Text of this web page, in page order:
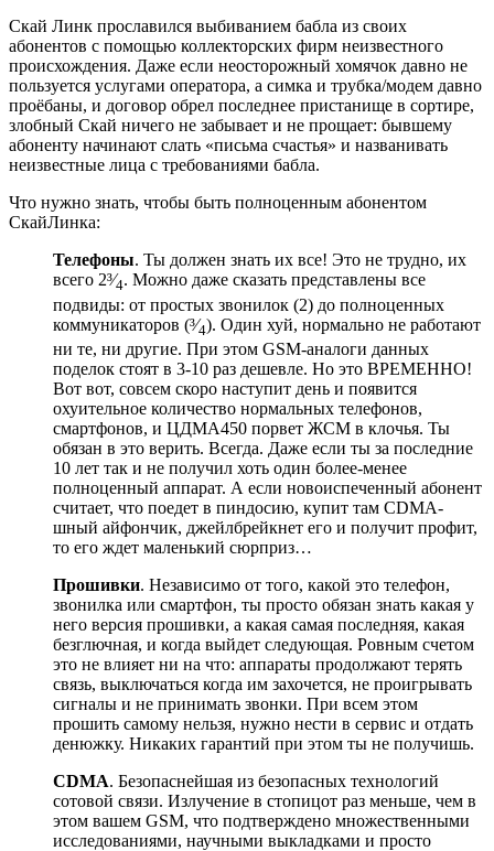
Скай Линк прославился выбиванием бабла из своих
абонентов с помощью коллекторских фирм неизвестного
происхождения. Даже если неосторожный хомячок давно не
пользуется услугами оператора, а симка и трубка/модем давно
проёбаны, и договор обрел последнее пристанище в сортире,
злобный Скай ничего не забывает и не прощает: бывшему
абоненту начинают слать «письма счастья» и названивать
неизвестные лица с требованиями бабла.
Что нужно знать, чтобы быть полноценным абонентом
СкайЛинка:
Телефоны. Ты должен знать их все! Это не трудно, их
всего 2³⁄4. Можно даже сказать представлены все
подвиды: от простых звонилок (2) до полноценных
коммуникаторов (³⁄4). Один хуй, нормально не работают
ни те, ни другие. При этом GSM-аналоги данных
поделок стоят в 3-10 раз дешевле. Но это ВРЕМЕННО!
Вот вот, совсем скоро наступит день и появится
охуительное количество нормальных телефонов,
смартфонов, и ЦДМА450 порвет ЖСМ в клочья. Ты
обязан в это верить. Всегда. Даже если ты за последние
10 лет так и не получил хоть один более-менее
полноценный аппарат. А если новоиспеченный абонент
считает, что поедет в пиндосию, купит там CDMA-
шный айфончик, джейлбрейкнет его и получит профит,
то его ждет маленький сюрприз…
Прошивки. Независимо от того, какой это телефон,
звонилка или смартфон, ты просто обязан знать какая у
него версия прошивки, а какая самая последняя, какая
безглючная, и когда выйдет следующая. Ровным счетом
это не влияет ни на что: аппараты продолжают терять
связь, выключаться когда им захочется, не проигрывать
сигналы и не принимать звонки. При всем этом
прошить самому нельзя, нужно нести в сервис и отдать
денюжку. Никаких гарантий при этом ты не получишь.
CDMA. Безопаснейшая из безопасных технологий
сотовой связи. Излучение в стопицот раз меньше, чем в
этом вашем GSM, что подтверждено множественными
исследованиями, научными выкладками и просто